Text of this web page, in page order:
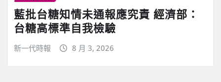
藍批台糖知情未通報應究責 經濟部：
台糖高標準自我檢驗
新一代時報 8 月 3, 2026